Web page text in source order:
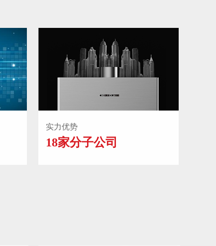
实力优势
18家分子公司